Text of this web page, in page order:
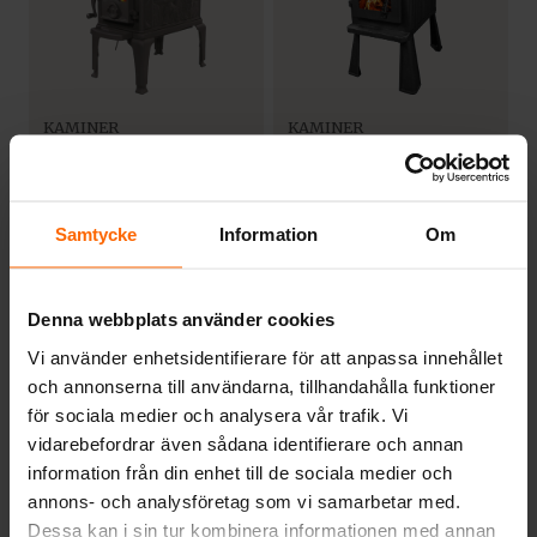
Samtycke Information Om
Denna webbplats använder cookies
Vi använder enhetsidentifierare för att anpassa innehållet
och annonserna till användarna, tillhandahålla funktioner
för sociala medier och analysera vår trafik. Vi
vidarebefordrar även sådana identifierare och annan
information från din enhet till de sociala medier och
annons- och analysföretag som vi samarbetar med.
Dessa kan i sin tur kombinera informationen med annan
6kw
KAMINER
16 900kr
priset
priset
KAMINER
Kamin Westbo
priset
priset